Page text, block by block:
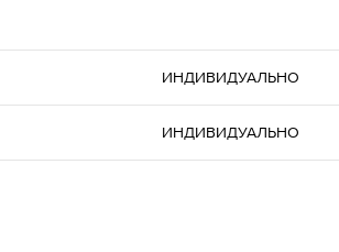
ИНДИВИДУАЛЬНО
ИНДИВИДУАЛЬНО